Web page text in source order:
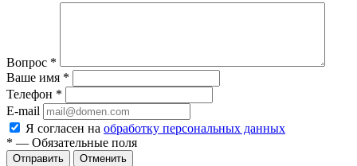
Вопрос *
Ваше имя *
Телефон *
E-mail
Я согласен на обработку персональных данных
* — Обязательные поля
Отменить